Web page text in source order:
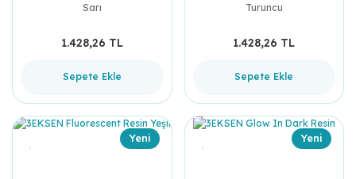
Sarı
1.428,26 TL
Sepete Ekle
Turuncu
1.428,26 TL
Sepete Ekle
Yeni Yeni